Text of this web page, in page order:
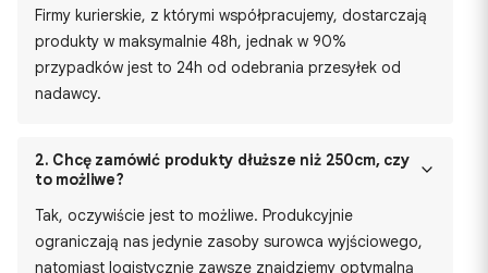
Firmy kurierskie, z którymi współpracujemy, dostarczają
produkty w maksymalnie 48h, jednak w 90%
przypadków jest to 24h od odebrania przesyłek od
nadawcy.
2. Chcę zamówić produkty dłuższe niż 250cm, czy
to możliwe?
Tak, oczywiście jest to możliwe. Produkcyjnie
ograniczają nas jedynie zasoby surowca wyjściowego,
natomiast logistycznie zawsze znajdziemy optymalną